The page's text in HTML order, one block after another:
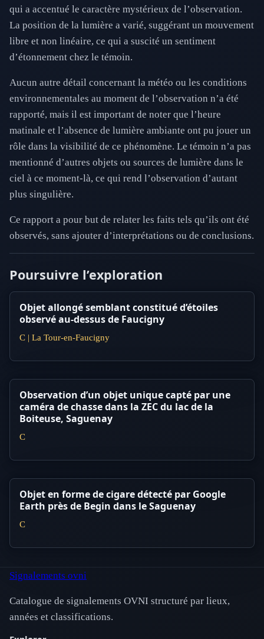
qui a accentué le caractère mystérieux de l’observation.
La position de la lumière a varié, suggérant un mouvement
libre et non linéaire, ce qui a suscité un sentiment
d’étonnement chez le témoin.
Aucun autre détail concernant la météo ou les conditions
environnementales au moment de l’observation n’a été
rapporté, mais il est important de noter que l’heure
matinale et l’absence de lumière ambiante ont pu jouer un
rôle dans la visibilité de ce phénomène. Le témoin n’a pas
mentionné d’autres objets ou sources de lumière dans le
ciel à ce moment-là, ce qui rend l’observation d’autant
plus singulière.
Ce rapport a pour but de relater les faits tels qu’ils ont été
observés, sans ajouter d’interprétations ou de conclusions.
Poursuivre l’exploration
Objet allongé semblant constitué d’étoiles
observé au-dessus de Faucigny
C | La Tour-en-Faucigny
Observation d’un objet unique capté par une
caméra de chasse dans la ZEC du lac de la
Boiteuse, Saguenay
C
Objet en forme de cigare détecté par Google
Earth près de Begin dans le Saguenay
C
Signalements ovni
Catalogue de signalements OVNI structuré par lieux,
années et classifications.